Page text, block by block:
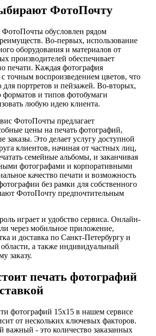
ФотоПочту
обусловлен рядом
Во-первых, использование
оборудования и материалов от
производителей обеспечивает
печати. Каждая фотография
с точным воспроизведением цветов, что
для портретов и пейзажей. Во-вторых,
и типов фотобумаги
любую идею клиента.
ФотоПочты предлагает
цены на печать фотографий,
заказы. Это делает услугу доступной
клиентов, начиная от частных лиц,
семейные альбомы, и заканчивая
фотографами и корпоративными
качество печати и возможность
без рамки для собственного
ФотоПочту предпочтительным
играет и удобство сервиса. Онлайн-
через мобильное приложение,
и доставка по Санкт-Петербургу и
а также индивидуальный
заказу.
печать фотографий
фотографий 15х15 в нашем сервисе
от нескольких ключевых факторов.
- это количество заказанных